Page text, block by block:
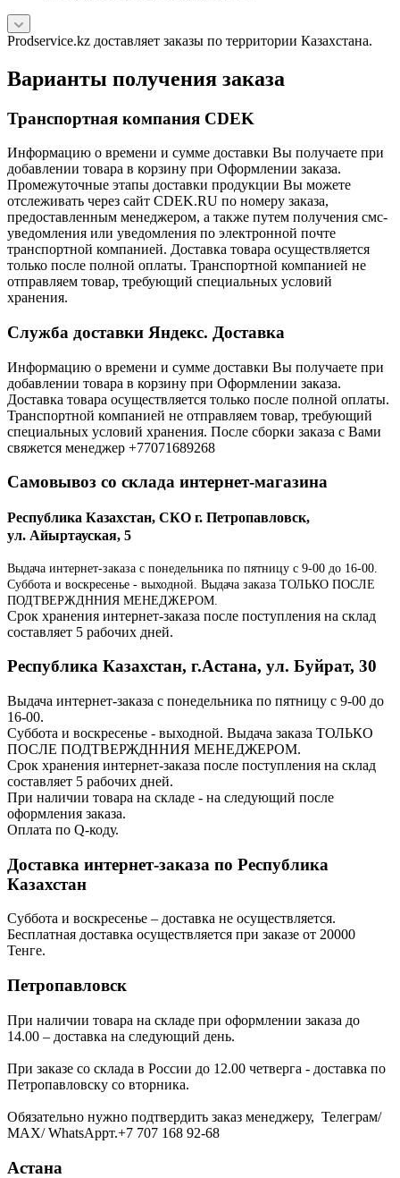
Prodservice.kz доставляет заказы по территории Казахстана.
Варианты получения заказа
Транспортная компания CDEK
Информацию о времени и сумме доставки Вы получаете при
добавлении товара в корзину при Оформлении заказа.
Промежуточные этапы доставки продукции Вы можете
отслеживать через сайт CDEK.RU по номеру заказа,
предоставленным менеджером, а также путем получения смс-
уведомления или уведомления по электронной почте
транспортной компанией. Доставка товара осуществляется
только после полной оплаты. Транспортной компанией не
отправляем товар, требующий специальных условий
хранения.
Служба доставки Яндекс. Доставка
Информацию о времени и сумме доставки Вы получаете при
добавлении товара в корзину при Оформлении заказа.
Доставка товара осуществляется только после полной оплаты.
Транспортной компанией не отправляем товар, требующий
специальных условий хранения. После сборки заказа с Вами
свяжется менеджер +77071689268
Самовывоз со склада интернет-магазина
Республика Казахстан, СКО г. Петропавловск,
ул. Айыртауская, 5
Выдача интернет-заказа с понедельника по пятницу с 9-00 до 16-00.
Суббота и воскресенье - выходной. Выдача заказа ТОЛЬКО ПОСЛЕ
ПОДТВЕРЖДННИЯ МЕНЕДЖЕРОМ.
Срок хранения интернет-заказа после поступления на склад
составляет 5 рабочих дней.
Республика Казахстан, г.Астана, ул. Буйрат, 30
Выдача интернет-заказа с понедельника по пятницу с 9-00 до
16-00.
Суббота и воскресенье - выходной. Выдача заказа ТОЛЬКО
ПОСЛЕ ПОДТВЕРЖДННИЯ МЕНЕДЖЕРОМ.
Срок хранения интернет-заказа после поступления на склад
составляет 5 рабочих дней.
При наличии товара на складе - на следующий после
оформления заказа.
Оплата по Q-коду.
Доставка интернет-заказа по Республика
Казахстан
Суббота и воскресенье – доставка не осуществляется.
Бесплатная доставка осуществляется при заказе от 20000
Тенге.
Петропавловск
При наличии товара на складе при оформлении заказа до
14.00 – доставка на следующий день.
При заказе со склада в России до 12.00 четверга - доставка по
Петропавловску со вторника.
Обязательно нужно подтвердить заказ менеджеру, Телеграм/
МАХ/ WhatsAppт.+7 707 168 92-68
Астана